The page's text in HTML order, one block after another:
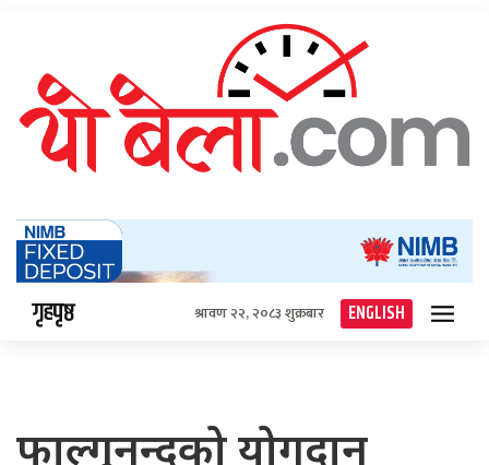
गृहपृष्ठ श्रावण २२, २०८३ शुक्रबार ENGLISH